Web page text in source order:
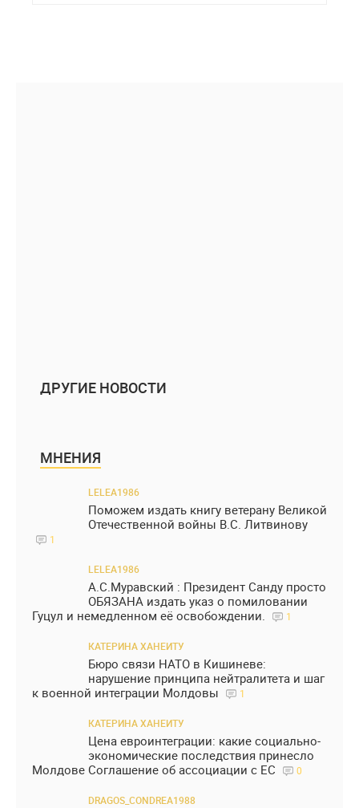
ДРУГИЕ НОВОСТИ
МНЕНИЯ
LELEA1986
Поможем издать книгу ветерану Великой
Отечественной войны В.С. Литвинову
1
LELEA1986
А.С.Муравский : Президент Санду просто
ОБЯЗАНА издать указ о помиловании
Гуцул и немедленном её освобождении.
1
КАТЕРИНА ХАНЕИТУ
Бюро связи НАТО в Кишиневе:
нарушение принципа нейтралитета и шаг
к военной интеграции Молдовы
1
КАТЕРИНА ХАНЕИТУ
Цена евроинтеграции: какие социально-
экономические последствия принесло
Молдове Соглашение об ассоциации с ЕС
0
DRAGOS_CONDREA1988